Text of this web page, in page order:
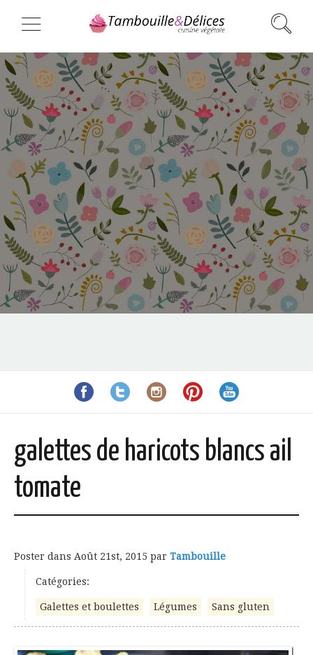
galettes de haricots blancs ail
tomate
Poster dans Août 21st, 2015 par Tambouille
Catégories:
Galettes et boulettes Légumes Sans gluten